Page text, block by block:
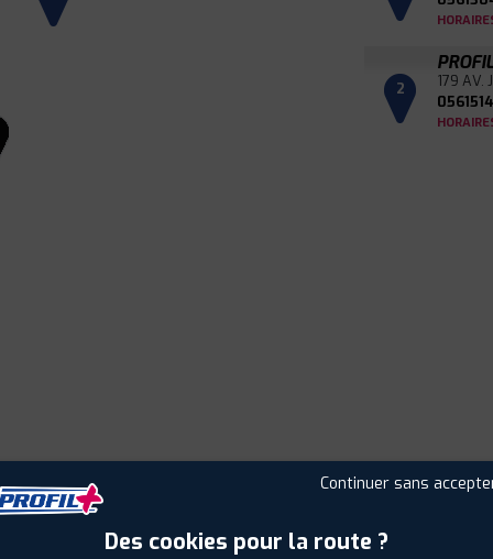
OpenStreetMap
2 179 AV.
Continuer sans
Des cookies pour la route ?